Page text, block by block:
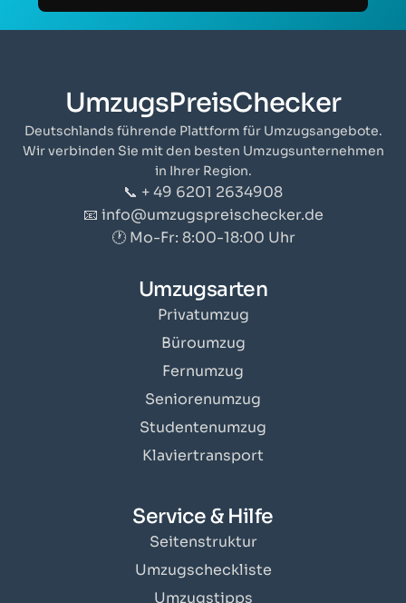
UmzugsPreisChecker
Deutschlands führende Plattform für Umzugsangebote.
Wir verbinden Sie mit den besten Umzugsunternehmen
in Ihrer Region.
📞 + 49 6201 2634908
📧 info@umzugspreischecker.de
🕐 Mo-Fr: 8:00-18:00 Uhr
Umzugsarten
Privatumzug
Büroumzug
Fernumzug
Seniorenumzug
Studentenumzug
Klaviertransport
Service & Hilfe
Seitenstruktur
Umzugscheckliste
Umzugstipps